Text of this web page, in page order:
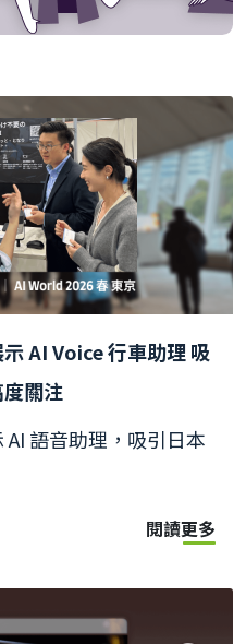
AI Voice 行車助理 吸
關注
語音助理，吸引日本
閱讀更多